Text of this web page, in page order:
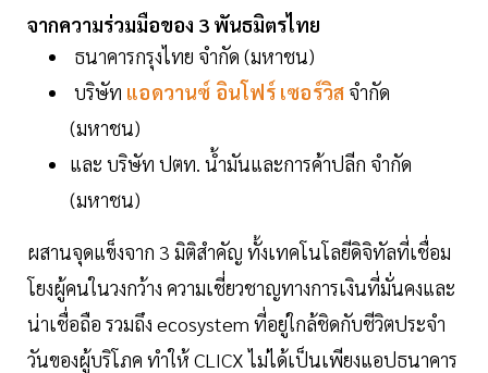
จากความร่วมมือของ 3 พันธมิตรไทย
ธนาคารกรุงไทย จำกัด (มหาชน)
บริษัท แอดวานซ์ อินโฟร์ เซอร์วิส จำกัด
(มหาชน)
และ บริษัท ปตท. น้ำมันและการค้าปลีก จำกัด
(มหาชน)
ผสานจุดแข็งจาก 3 มิติสำคัญ ทั้งเทคโนโลยีดิจิทัลที่เชื่อม
โยงผู้คนในวงกว้าง ความเชี่ยวชาญทางการเงินที่มั่นคงและ
น่าเชื่อถือ รวมถึง ecosystem ที่อยู่ใกล้ชิดกับชีวิตประจำ
วันของผู้บริโภค ทำให้ CLICX ไม่ได้เป็นเพียงแอปธนาคาร